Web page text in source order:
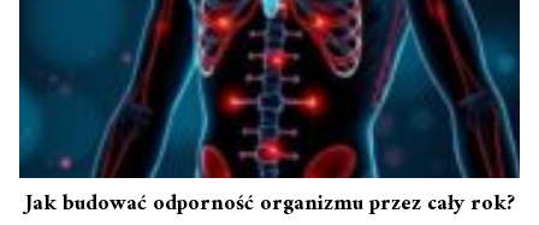
Jak budować odporność organizmu przez cały rok?